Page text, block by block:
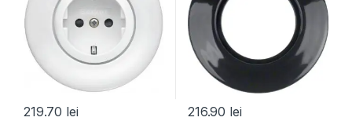
219.70 lei 216.90 lei